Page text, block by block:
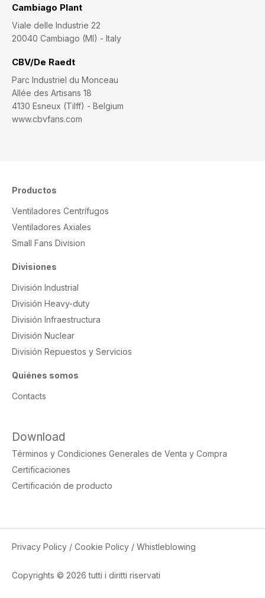
Cambiago Plant
Viale delle Industrie 22
20040 Cambiago (MI) - Italy
CBV/De Raedt
Parc Industriel du Monceau
Allée des Artisans 18
4130 Esneux (Tilff) - Belgium
www.cbvfans.com
Productos
Ventiladores Centrífugos
Ventiladores Axiales
Small Fans Division
Divisiones
División Industrial
División Heavy-duty
División Infraestructura
División Nuclear
División Repuestos y Servicios
Quiénes somos
Contacts
Download
Términos y Condiciones Generales de Venta y Compra
Certificaciones
Certificación de producto
Privacy Policy / Cookie Policy / Whistleblowing
Copyrights © 2026 tutti i diritti riservati